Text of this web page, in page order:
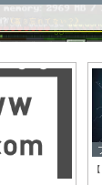
プ
【障